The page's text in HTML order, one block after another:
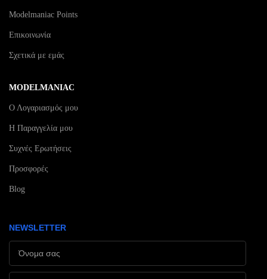
Modelmaniac Points
Επικοινωνία
Σχετικά με εμάς
MODELMANIAC
Ο Λογαριασμός μου
Η Παραγγελία μου
Συχνές Ερωτήσεις
Προσφορές
Blog
NEWSLETTER